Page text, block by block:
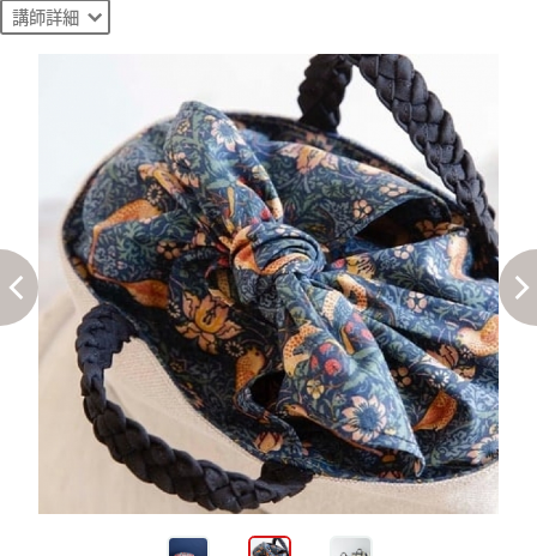
講師詳細